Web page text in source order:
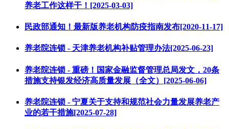
养老工作这样干！[2025-03-03]
民政部通知！最新版养老机构防疫指南发布[2020-11-17]
养老院连锁 - 天津养老机构补贴管理办法[2025-06-23]
养老院连锁 - 重磅！国家金融监督管理总局发文，20条
措施支持银发经济高质量发展（全文）[2025-06-06]
养老院连锁 - 宁夏关于支持和规范社会力量发展养老产
业的若干措施[2025-07-28]